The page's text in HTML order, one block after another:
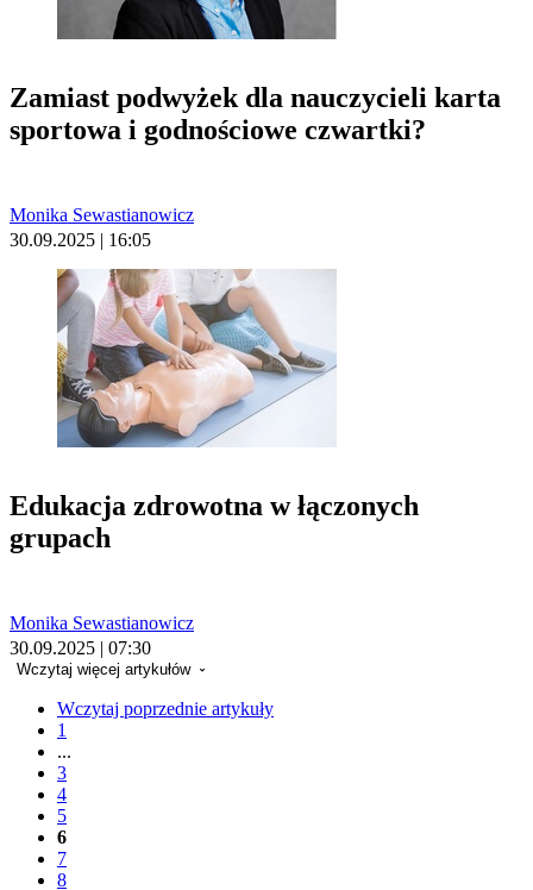
Zamiast podwyżek dla nauczycieli karta
sportowa i godnościowe czwartki?
Monika Sewastianowicz
30.09.2025 | 16:05
Edukacja zdrowotna w łączonych
grupach
Monika Sewastianowicz
30.09.2025 | 07:30
Wczytaj więcej artykułów
Wczytaj poprzednie artykuły
1
...
3
4
5
6
7
8